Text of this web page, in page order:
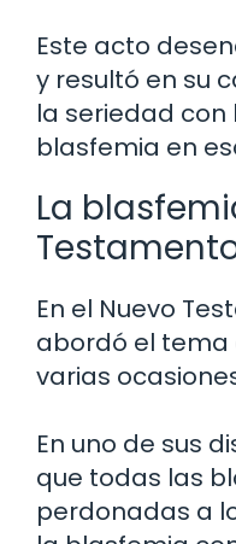
Este acto
y resultó en su
la seriedad
blasfemia en
La
En el Nuevo
abordó el tema
varias
En uno de sus
que todas las
perdonadas a